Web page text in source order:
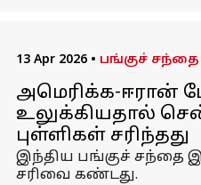
13 Apr 2026 • பங்குச் சந்தை
அமெரிக்க-ஈரான்
உலுக்கியதால்
புள்ளிகள் சரிந்தது
இந்திய பங்குச் சந்தை
சரிவை கண்டது.